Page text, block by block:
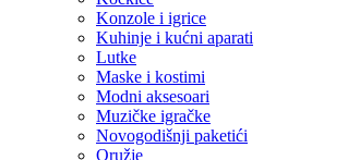
Konzole i igrice
Kuhinje i kućni aparati
Lutke
Maske i kostimi
Modni aksesoari
Muzičke igračke
Novogodišnji paketići
Oružje